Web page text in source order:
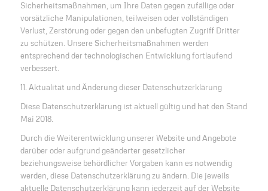
Sicherheitsmaßnahmen, um Ihre Daten gegen zufällige oder
vorsätzliche Manipulationen, teilweisen oder vollständigen
Verlust, Zerstörung oder gegen den unbefugten Zugriff Dritter
zu schützen. Unsere Sicherheitsmaßnahmen werden
entsprechend der technologischen Entwicklung fortlaufend
verbessert.
11. Aktualität und Änderung dieser Datenschutzerklärung
Diese Datenschutzerklärung ist aktuell gültig und hat den Stand
Mai 2018.
Durch die Weiterentwicklung unserer Website und Angebote
darüber oder aufgrund geänderter gesetzlicher
beziehungsweise behördlicher Vorgaben kann es notwendig
werden, diese Datenschutzerklärung zu ändern. Die jeweils
aktuelle Datenschutzerklärung kann jederzeit auf der Website